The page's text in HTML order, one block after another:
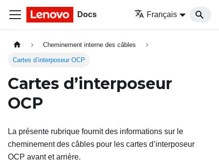
Docs Français
Cheminement interne des câbles
Cartes d’interposeur OCP
Cartes d’interposeur
OCP
La présente rubrique fournit des informations sur le
cheminement des câbles pour les cartes d’interposeur
OCP avant et arrière.